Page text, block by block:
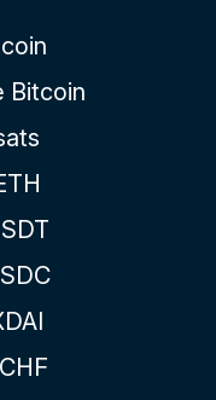
Bitcoin